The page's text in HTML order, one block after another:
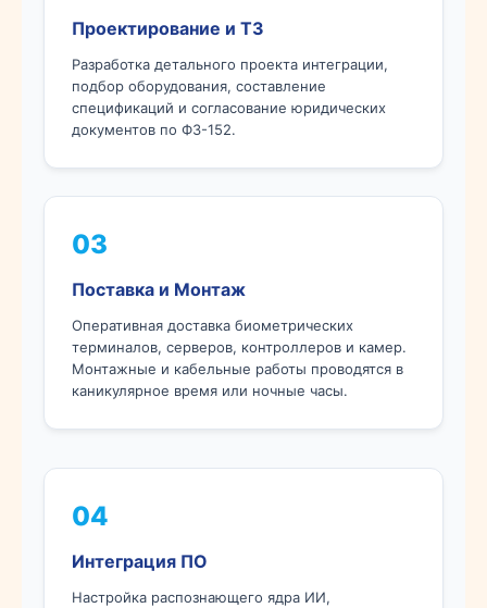
Проектирование и ТЗ
Разработка детального проекта интеграции,
подбор оборудования, составление
спецификаций и согласование юридических
документов по ФЗ-152.
03
Поставка и Монтаж
Оперативная доставка биометрических
терминалов, серверов, контроллеров и камер.
Монтажные и кабельные работы проводятся в
каникулярное время или ночные часы.
04
Интеграция ПО
Настройка распознающего ядра ИИ,